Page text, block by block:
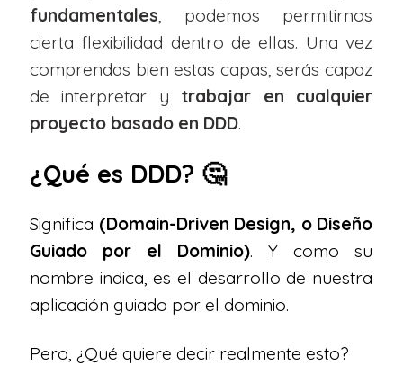
fundamentales, podemos permitirnos
cierta flexibilidad dentro de ellas. Una vez
comprendas bien estas capas, serás capaz
de interpretar y trabajar en cualquier
proyecto basado en DDD.
¿Qué es DDD? 🤔
Significa (Domain-Driven Design, o Diseño
Guiado por el Dominio). Y como su
nombre indica, es el desarrollo de nuestra
aplicación guiado por el dominio.
Pero, ¿Qué quiere decir realmente esto?